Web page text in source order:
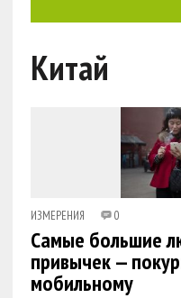
Китай
ИЗМЕРЕНИЯ 0
Самые большие
привычек —
мобильному